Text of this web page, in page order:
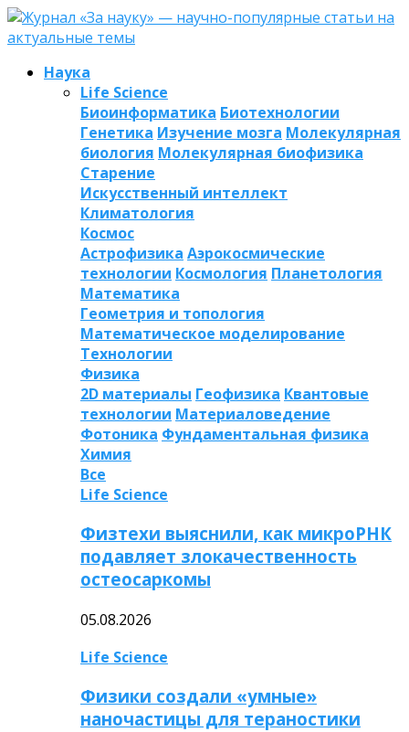
Наука
Life Science
Биоинформатика Биотехнологии
Генетика Изучение мозга Молекулярная
биология Молекулярная биофизика
Старение
Искусственный интеллект
Климатология
Космос
Астрофизика Аэрокосмические
технологии Космология Планетология
Математика
Геометрия и топология
Математическое моделирование
Технологии
Физика
2D материалы Геофизика Квантовые
технологии Материаловедение
Фотоника Фундаментальная физика
Химия
Все
Life Science
Физтехи выяснили, как микроРНК
подавляет злокачественность
остеосаркомы
05.08.2026
Life Science
Физики создали «умные»
наночастицы для тераностики